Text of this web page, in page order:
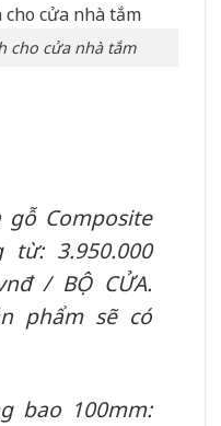
cho cửa nhà tắm
Composite
3.950.000
/ BỘ CỬA.
phẩm sẽ có
bao 100mm: